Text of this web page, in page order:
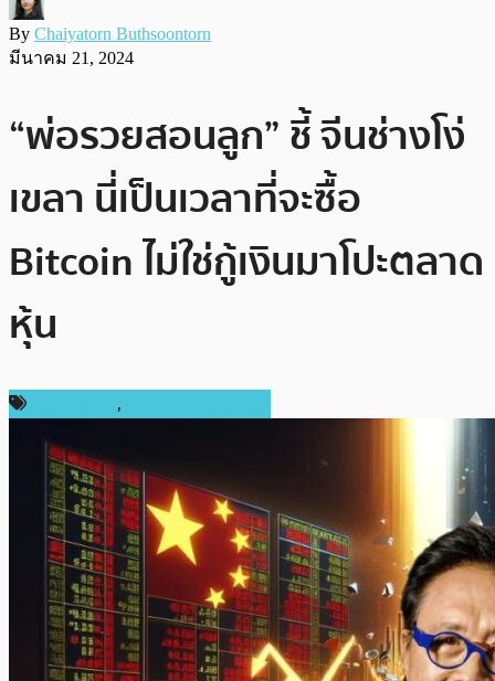
By Chaiyatorn Buthsoontorn
มีนาคม 21, 2024
“พ่อรวยสอนลูก” ชี้ จีนช่างโง่
เขลา นี่เป็นเวลาที่จะซื้อ
Bitcoin ไม่ใช่กู้เงินมาโปะตลาด
หุ้น
,